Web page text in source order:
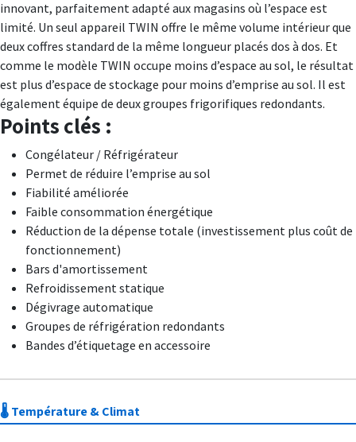
innovant, parfaitement adapté aux magasins où l’espace est
limité. Un seul appareil TWIN offre le même volume intérieur que
deux coffres standard de la même longueur placés dos à dos. Et
comme le modèle TWIN occupe moins d’espace au sol, le résultat
est plus d’espace de stockage pour moins d’emprise au sol. Il est
également équipe de deux groupes frigorifiques redondants.
Points clés :
Congélateur / Réfrigérateur
Permet de réduire l’emprise au sol
Fiabilité améliorée
Faible consommation énergétique
Réduction de la dépense totale (investissement plus coût de
fonctionnement)
Bars d'amortissement
Refroidissement statique
Dégivrage automatique
Groupes de réfrigération redondants
Bandes d’étiquetage en accessoire
🌡️ Température & Climat